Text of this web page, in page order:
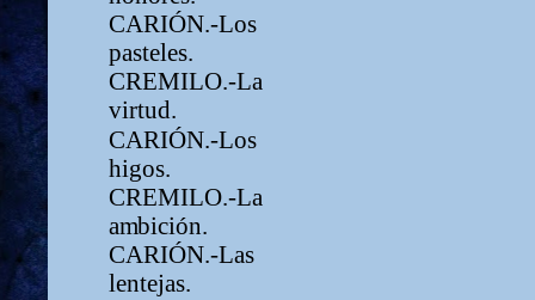
CARIÓN.-Los
pasteles.
CREMILO.-La
virtud.
CARIÓN.-Los
higos.
CREMILO.-La
ambición.
CARIÓN.-Las
lentejas.